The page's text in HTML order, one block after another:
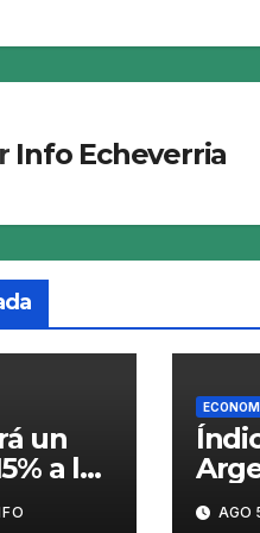
Info Echeverria
un
a los
enAGO